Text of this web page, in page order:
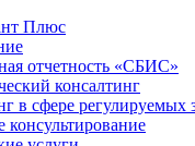
Плюс
отчетность «СБИС»
консалтинг
в сфере регулируемых
консультирование